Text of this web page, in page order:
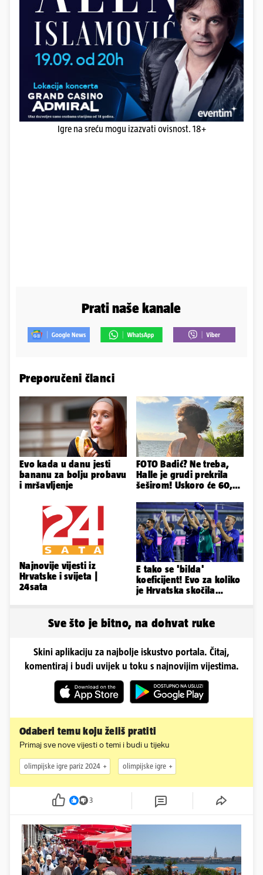
Igre na sreću mogu izazvati ovisnost. 18+
Prati naše kanale
Preporučeni članci
Evo kada u danu jesti
bananu za bolju probavu
i mršavljenje
FOTO Badić? Ne treba,
Halle je grudi prekrila
šeširom! Uskoro će 60,
Najnovije vijesti iz
Hrvatske i svijeta |
24sata
E tako se 'bilda'
koeficijent! Evo za koliko
je Hrvatska skočila
Sve što je bitno, na dohvat ruke
Skini aplikaciju za najbolje iskustvo portala. Čitaj,
komentiraj i budi uvijek u toku s najnovijim vijestima.
Odaberi temu koju želiš pratiti
Primaj sve nove vijesti o temi i budi u tijeku
olimpijske igre pariz 2024 olimpijske igre
3